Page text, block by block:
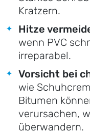
Kratzern.
Hitze
wenn PVC
irreparabel.
Vorsicht bei
wie
Bitumen
verursachen,
überwandern.